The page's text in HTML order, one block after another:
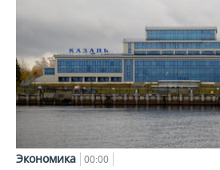
Экономика 00:00